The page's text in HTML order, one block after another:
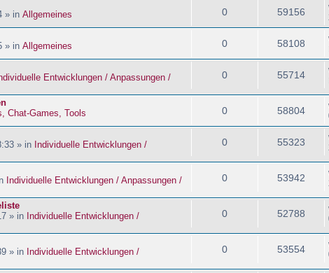
» in Allgemeines 0 59156
» in Allgemeines 0 58108
Entwicklungen / Anpassungen /
0 55714
Chat-Games, Tools 0 58804
» in Individuelle Entwicklungen /
0 55323
Individuelle Entwicklungen / Anpassungen /
0 53942
» in Individuelle Entwicklungen /
0 52788
» in Individuelle Entwicklungen /
0 53554